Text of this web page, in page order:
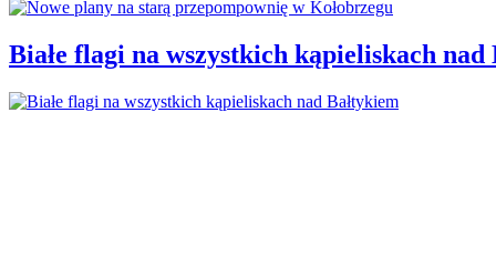
Białe flagi na wszystkich kąpieliskach nad